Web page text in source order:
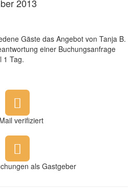
2013
Gäste das Angebot von Tanja B.
einer Buchungsanfrage
1 Tag.
verifiziert
als Gastgeber